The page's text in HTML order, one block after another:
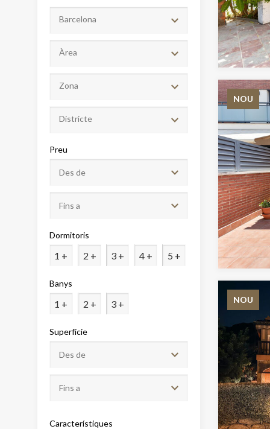
Barcelona
Àrea
Zona
Districte
Preu
Dormitoris
1 + 2 + 3 + 4 + 5 +
Banys
1 + 2 + 3 +
Superfície
Característiques
NOU
NOU
Aquest
millorar
de les
desitja,
de
dels
l'usuari.